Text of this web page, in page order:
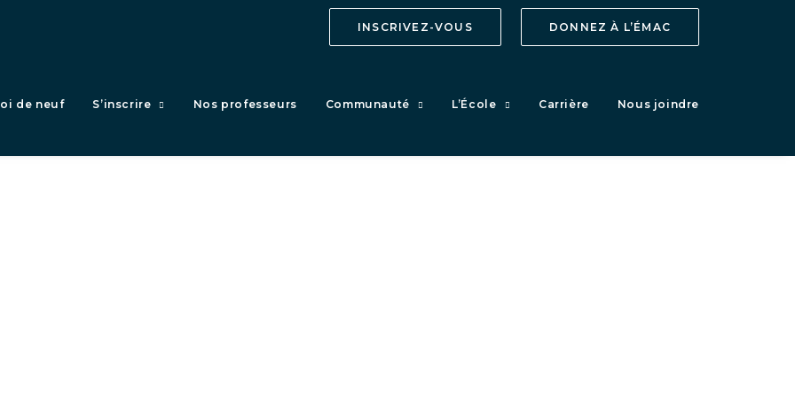
INSCRIVEZ-VOUS DONNEZ À L’ÉMAC
de neuf S’inscrire Nos professeurs Communauté L’École Carrière Nous joindre